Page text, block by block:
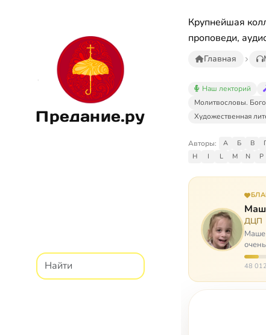
Предание.ру
Крупнейшая
проповеди,
Главная
Наш лекторий
Молитвословы.
Художественная
Авторы: А Б В
H
I L M N P
ДЦП
Маше
48